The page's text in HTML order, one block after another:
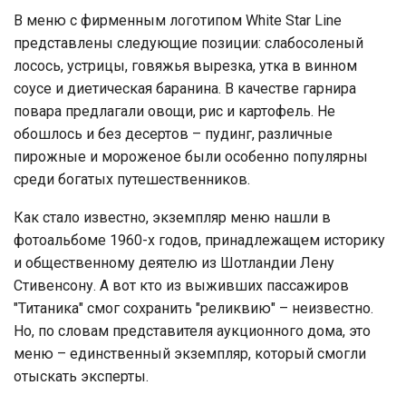
В меню с фирменным логотипом White Star Line
представлены следующие позиции: слабосоленый
лосось, устрицы, говяжья вырезка, утка в винном
соусе и диетическая баранина. В качестве гарнира
повара предлагали овощи, рис и картофель. Не
обошлось и без десертов – пудинг, различные
пирожные и мороженое были особенно популярны
среди богатых путешественников.
Как стало известно, экземпляр меню нашли в
фотоальбоме 1960-х годов, принадлежащем историку
и общественному деятелю из Шотландии Лену
Стивенсону. А вот кто из выживших пассажиров
"Титаника" смог сохранить "реликвию" – неизвестно.
Но, по словам представителя аукционного дома, это
меню – единственный экземпляр, который смогли
отыскать эксперты.